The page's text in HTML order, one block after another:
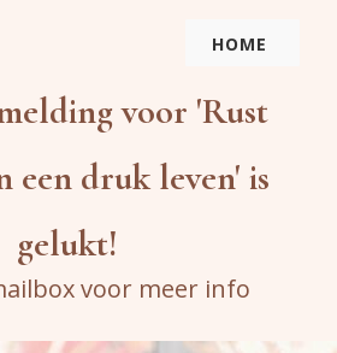
HOME
voor 'Rust
een druk leven' is
gelukt!
voor meer info